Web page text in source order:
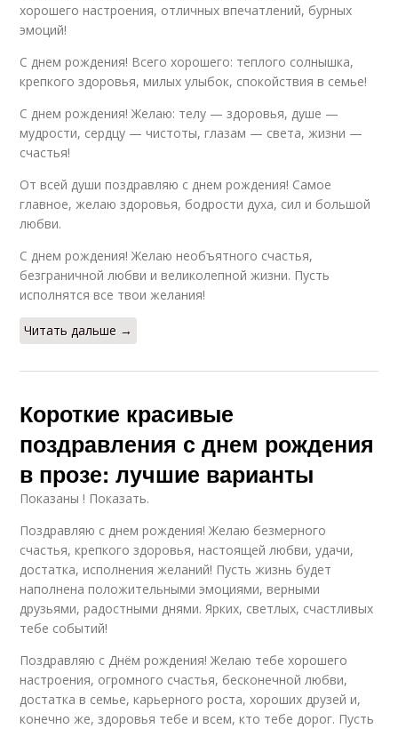
хорошего настроения, отличных впечатлений, бурных
эмоций!
С днем рождения! Всего хорошего: теплого солнышка,
крепкого здоровья, милых улыбок, спокойствия в семье!
С днем рождения! Желаю: телу — здоровья, душе —
мудрости, сердцу — чистоты, глазам — света, жизни —
счастья!
От всей души поздравляю с днем рождения! Самое
главное, желаю здоровья, бодрости духа, сил и большой
любви.
С днем рождения! Желаю необъятного счастья,
безграничной любви и великолепной жизни. Пусть
исполнятся все твои желания!
Читать дальше →
Короткие красивые
поздравления с днем рождения
в прозе: лучшие варианты
Показаны ! Показать.
Поздравляю с днем рождения! Желаю безмерного
счастья, крепкого здоровья, настоящей любви, удачи,
достатка, исполнения желаний! Пусть жизнь будет
наполнена положительными эмоциями, верными
друзьями, радостными днями. Ярких, светлых, счастливых
тебе событий!
Поздравляю с Днём рождения! Желаю тебе хорошего
настроения, огромного счастья, бесконечной любви,
достатка в семье, карьерного роста, хороших друзей и,
конечно же, здоровья тебе и всем, кто тебе дорог. Пусть